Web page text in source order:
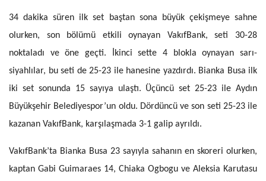
34 dakika süren ilk set baştan sona büyük çekişmeye sahne
olurken, son bölümü etkili oynayan VakıfBank, seti 30-28
noktaladı ve öne geçti. İkinci sette 4 blokla oynayan sarı-
siyahlılar, bu seti de 25-23 ile hanesine yazdırdı. Bianka Busa ilk
iki set sonunda 15 sayıya ulaştı. Üçüncü set 25-23 ile Aydın
Büyükşehir Belediyespor’un oldu. Dördüncü ve son seti 25-23 ile
kazanan VakıfBank, karşılaşmada 3-1 galip ayrıldı.
VakıfBank’ta Bianka Busa 23 sayıyla sahanın en skoreri olurken,
kaptan Gabi Guimaraes 14, Chiaka Ogbogu ve Aleksia Karutasu